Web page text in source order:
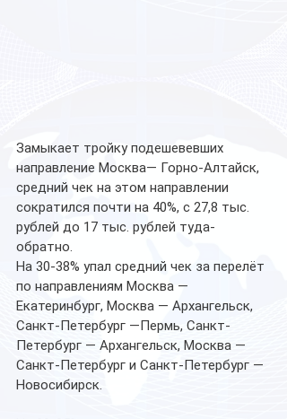
Замыкает тройку подешевевших
направление Москва— Горно-Алтайск,
средний чек на этом направлении
сократился почти на 40%, с 27,8 тыс.
рублей до 17 тыс. рублей туда-
обратно.
На 30-38% упал средний чек за перелёт
по направлениям Москва —
Екатеринбург, Москва — Архангельск,
Санкт-Петербург —Пермь, Санкт-
Петербург — Архангельск, Москва —
Санкт-Петербург и Санкт-Петербург —
Новосибирск.